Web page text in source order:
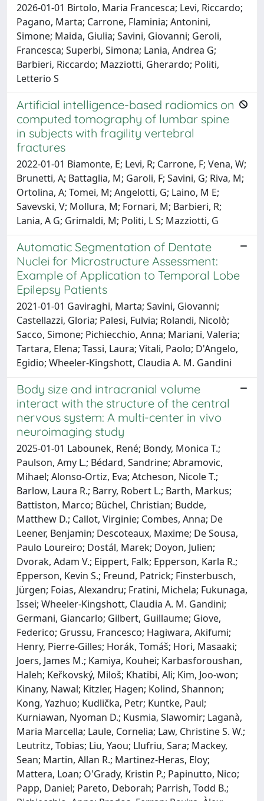
2026-01-01 Birtolo, Maria Francesca; Levi, Riccardo;
Pagano, Marta; Carrone, Flaminia; Antonini,
Simone; Maida, Giulia; Savini, Giovanni; Geroli,
Francesca; Superbi, Simona; Lania, Andrea G;
Barbieri, Riccardo; Mazziotti, Gherardo; Politi,
Letterio S
Artificial intelligence-based radiomics on
computed tomography of lumbar spine
in subjects with fragility vertebral
fractures
2022-01-01 Biamonte, E; Levi, R; Carrone, F; Vena, W;
Brunetti, A; Battaglia, M; Garoli, F; Savini, G; Riva, M;
Ortolina, A; Tomei, M; Angelotti, G; Laino, M E;
Savevski, V; Mollura, M; Fornari, M; Barbieri, R;
Lania, A G; Grimaldi, M; Politi, L S; Mazziotti, G
Automatic Segmentation of Dentate
Nuclei for Microstructure Assessment:
Example of Application to Temporal Lobe
Epilepsy Patients
2021-01-01 Gaviraghi, Marta; Savini, Giovanni;
Castellazzi, Gloria; Palesi, Fulvia; Rolandi, Nicolò;
Sacco, Simone; Pichiecchio, Anna; Mariani, Valeria;
Tartara, Elena; Tassi, Laura; Vitali, Paolo; D'Angelo,
Egidio; Wheeler-Kingshott, Claudia A. M. Gandini
Body size and intracranial volume
interact with the structure of the central
nervous system: A multi-center in vivo
neuroimaging study
2025-01-01 Labounek, René; Bondy, Monica T.;
Paulson, Amy L.; Bédard, Sandrine; Abramovic,
Mihael; Alonso-Ortiz, Eva; Atcheson, Nicole T.;
Barlow, Laura R.; Barry, Robert L.; Barth, Markus;
Battiston, Marco; Büchel, Christian; Budde,
Matthew D.; Callot, Virginie; Combes, Anna; De
Leener, Benjamin; Descoteaux, Maxime; De Sousa,
Paulo Loureiro; Dostál, Marek; Doyon, Julien;
Dvorak, Adam V.; Eippert, Falk; Epperson, Karla R.;
Epperson, Kevin S.; Freund, Patrick; Finsterbusch,
Jürgen; Foias, Alexandru; Fratini, Michela; Fukunaga,
Issei; Wheeler-Kingshott, Claudia A. M. Gandini;
Germani, Giancarlo; Gilbert, Guillaume; Giove,
Federico; Grussu, Francesco; Hagiwara, Akifumi;
Henry, Pierre-Gilles; Horák, Tomáš; Hori, Masaaki;
Joers, James M.; Kamiya, Kouhei; Karbasforoushan,
Haleh; Keřkovský, Miloš; Khatibi, Ali; Kim, Joo-won;
Kinany, Nawal; Kitzler, Hagen; Kolind, Shannon;
Kong, Yazhuo; Kudlička, Petr; Kuntke, Paul;
Kurniawan, Nyoman D.; Kusmia, Slawomir; Laganà,
Maria Marcella; Laule, Cornelia; Law, Christine S. W.;
Leutritz, Tobias; Liu, Yaou; Llufriu, Sara; Mackey,
Sean; Martin, Allan R.; Martinez-Heras, Eloy;
Mattera, Loan; O'Grady, Kristin P.; Papinutto, Nico;
Papp, Daniel; Pareto, Deborah; Parrish, Todd B.;